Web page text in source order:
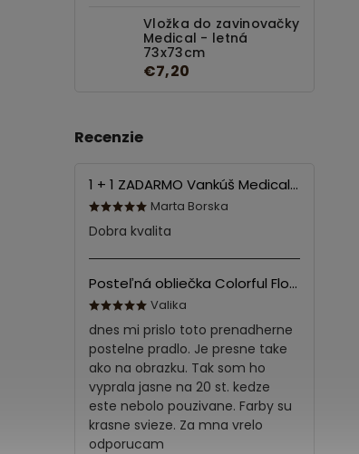
Vložka do zavinovačky
Medical - letná
73x73cm
€7,20
Recenzie
1 + 1 ZADARMO Vankúš Medical 70x90 cm
Marta Borska
Dobra kvalita
Posteľná obliečka Colorful Flowers Modrá 140x200/70x90 cm
Valika
dnes mi prislo toto prenadherne
postelne pradlo. Je presne take
ako na obrazku. Tak som ho
vyprala jasne na 20 st. kedze
este nebolo pouzivane. Farby su
krasne svieze. Za mna vrelo
odporucam